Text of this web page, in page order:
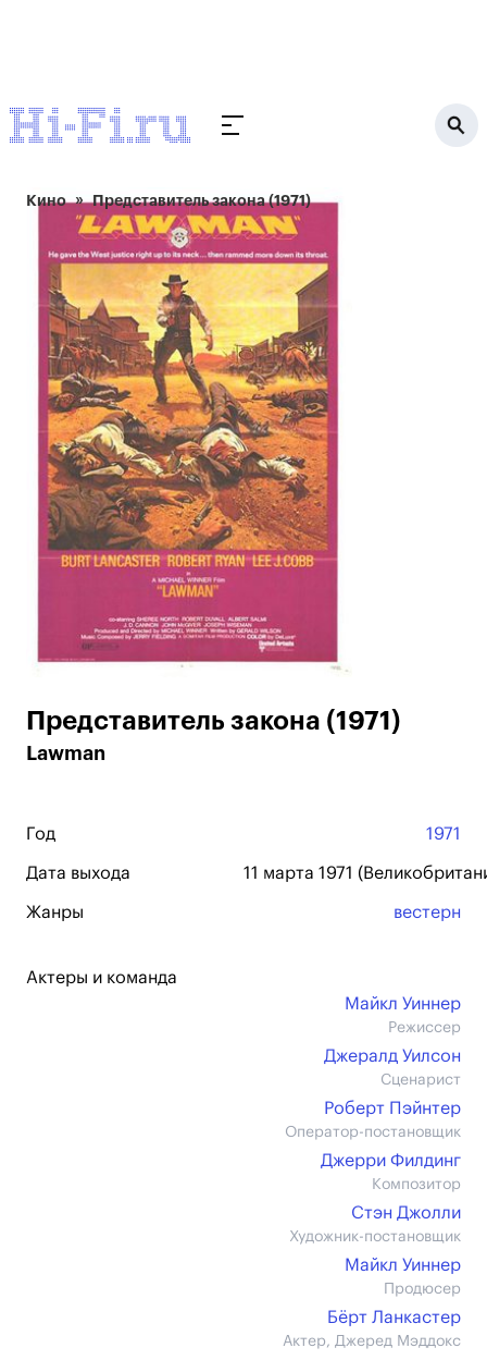
Кино Представитель закона (1971)
Представитель закона (1971)
Lawman
Год 1971
Дата выхода 11 марта 1971
Жанры вестерн
Актеры и команда
Майкл Уиннер
Режиссер
Джералд Уилсон
Сценарист
Роберт Пэйнтер
Оператор-постановщик
Джерри Филдинг
Композитор
Стэн Джолли
Художник-постановщик
Майкл Уиннер
Продюсер
Бёрт Ланкастер
Актер, Джеред Мэддокс